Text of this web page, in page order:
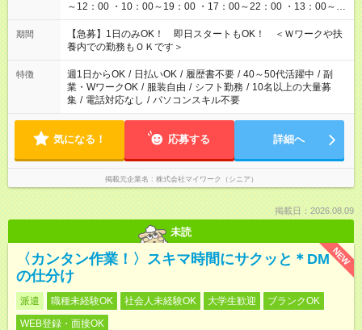
～12：00 ・10：00～19：00 ・17：00～22：00 ・13：00～
22：00 ・22：00～翌6：00 など
期間
【急募】1日のみOK！ 即日スタートもOK！ ＜Ｗワークや扶
養内での勤務もＯＫです＞
特徴 週1日からOK / 日払いOK / 履歴書不要 / 40～50代活躍中 / 副
業・WワークOK / 服装自由 / シフト勤務 / 10名以上の大量募
集 / 電話対応なし / パソコンスキル不要
気になる！ 応募する 詳細へ
掲載元企業名 株式会社マイワーク（シニア）
掲載日：2026.08.09
未読
NEW
〈カンタン作業！〉スキマ時間にサクッと＊DM
の仕分け
派遣 職種未経験OK 社会人未経験OK 大学生歓迎
ブランクOK
WEB登録・面接OK